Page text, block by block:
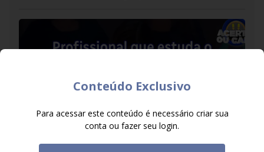
DO R7/03/08/2026
Conteúdo Exclusivo
Para acessar este conteúdo é necessário criar sua
conta ou fazer seu login.